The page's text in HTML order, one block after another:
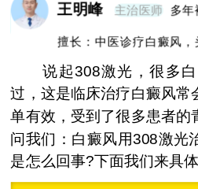
王明峰 主治医师 多年
擅长：中医诊疗白癜风，
说起308激光，很多白
过，这是临床治疗白癜风常
单有效，受到了很多患者的
问我们：白癜风用308激光
是怎么回事?下面我们来具体